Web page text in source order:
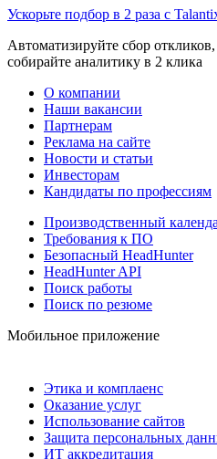
Ускорьте подбор в 2 раза с
Автоматизируйте сбор
собирайте аналитику в 2 клика
О компании
Наши вакансии
Партнерам
Реклама на сайте
Новости и статьи
Инвесторам
Кандидаты по профессиям
Производственный
Требования к ПО
Безопасный HeadHunter
HeadHunter API
Поиск работы
Поиск по резюме
Мобильное приложение
Этика и комплаенс
Оказание услуг
Использование сайтов
Защита персональных
ИТ аккредитация